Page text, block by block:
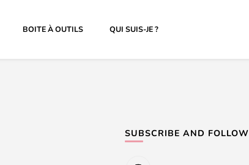
BOITE À OUTILS QUI SUIS-JE ?
SUBSCRIBE AND FOLLOW